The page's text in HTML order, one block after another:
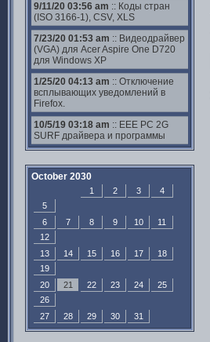
9/11/20 03:56 am :: Коды стран
(ISO 3166-1), CSV, XLS
7/23/20 01:53 am :: Видеодрайвер
(VGA) для Acer Aspire One D720
для Windows XP
1/25/20 04:13 am :: Отключение
всплывающих уведомлений в
Firefox.
10/5/19 03:18 am :: EEE PC 2G
SURF драйвера и программы
October 2030
1 2 3
4
5
6
7 8 9 10
11
12
13
14 15 16 17
18
19
20
21 22 23 24
25
26
27
28 29 30 31